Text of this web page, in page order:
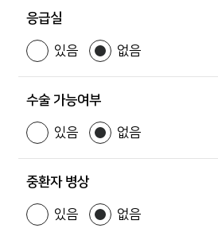
응급실
있음 없음
수술 가능여부
있음 없음
중환자 병상
있음 없음